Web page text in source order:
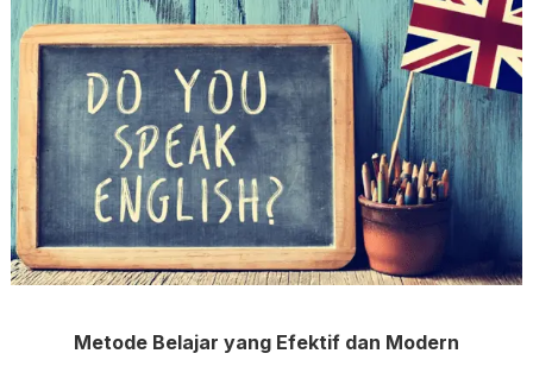
Metode Belajar yang Efektif dan Modern